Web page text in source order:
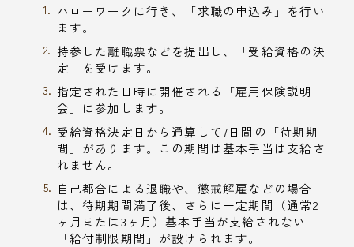
ハローワークに行き、「求職の申込み」を行い
ます。
持参した離職票などを提出し、「受給資格の決
定」を受けます。
指定された日時に開催される「雇用保険説明
会」に参加します。
受給資格決定日から通算して7日間の「待期期
間」があります。この期間は基本手当は支給さ
れません。
自己都合による退職や、懲戒解雇などの場合
は、待期期間満了後、さらに一定期間（通常2
ヶ月または3ヶ月）基本手当が支給されない
「給付制限期間」が設けられます。